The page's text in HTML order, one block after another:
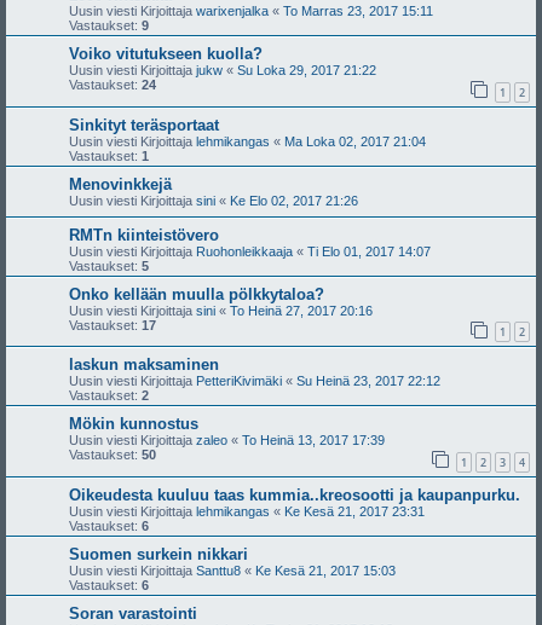
Uusin viesti Kirjoittaja warixenjalka « To Marras 23, 2017 15:11
Vastaukset: 9
Voiko vitutukseen kuolla?
Uusin viesti Kirjoittaja jukw « Su Loka 29, 2017 21:22
Vastaukset: 24 1 2
Sinkityt teräsportaat
Uusin viesti Kirjoittaja lehmikangas « Ma Loka 02, 2017 21:04
Vastaukset: 1
Menovinkkejä
Uusin viesti Kirjoittaja sini « Ke Elo 02, 2017 21:26
RMTn kiinteistövero
Uusin viesti Kirjoittaja Ruohonleikkaaja « Ti Elo 01, 2017 14:07
Vastaukset: 5
Onko kellään muulla pölkkytaloa?
Uusin viesti Kirjoittaja sini « To Heinä 27, 2017 20:16
Vastaukset: 17 1 2
laskun maksaminen
Uusin viesti Kirjoittaja PetteriKivimäki « Su Heinä 23, 2017 22:12
Vastaukset: 2
Mökin kunnostus
Uusin viesti Kirjoittaja zaleo « To Heinä 13, 2017 17:39
Vastaukset: 50 1 2 3 4
Oikeudesta kuuluu taas kummia..kreosootti ja kaupanpurku.
Uusin viesti Kirjoittaja lehmikangas « Ke Kesä 21, 2017 23:31
Vastaukset: 6
Suomen surkein nikkari
Uusin viesti Kirjoittaja Santtu8 « Ke Kesä 21, 2017 15:03
Vastaukset: 6
Soran varastointi